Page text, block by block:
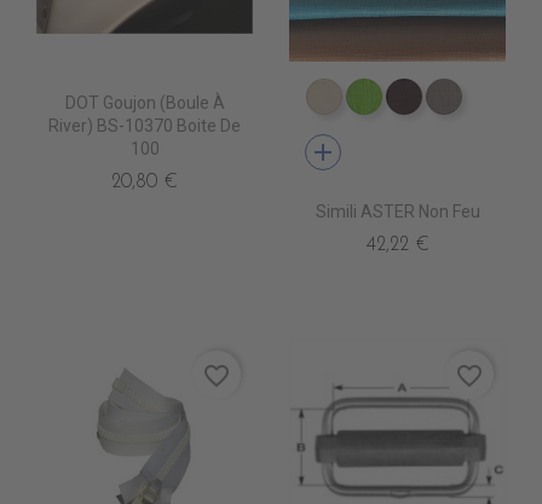
DOT Goujon (Boule À
River) BS-10370 Boite De
100
20,80 €
EP0020 COVE
EP0100 GREEN
EP0060EP0030
add
Simili ASTER Non Feu
42,22 €
favorite_border favorite_border